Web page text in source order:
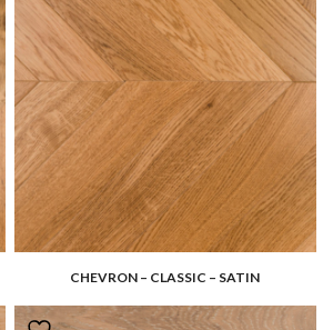
CHEVRON – CLASSIC – SATIN